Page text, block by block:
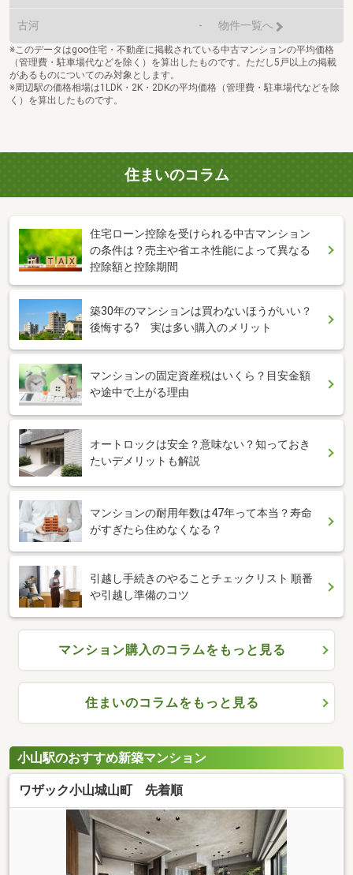
古河 - 物件一覧へ
※このデータはgoo住宅・不動産に掲載されている中古マンションの平均価格
（管理費・駐車場代などを除く）を算出したものです。ただし5戸以上の掲載
があるものについてのみ対象とします。
※周辺駅の価格相場は1LDK・2K・2DKの平均価格（管理費・駐車場代などを除
く）を算出したものです。
住まいのコラム
住宅ローン控除を受けられる中古マンション
の条件は？売主や省エネ性能によって異なる
控除額と控除期間
築30年のマンションは買わないほうがいい？
後悔する? 実は多い購入のメリット
マンションの固定資産税はいくら？目安金額
や途中で上がる理由
オートロックは安全？意味ない？知っておき
たいデメリットも解説
マンションの耐用年数は47年って本当？寿命
がすぎたら住めなくなる？
引越し手続きのやることチェックリスト 順番
や引越し準備のコツ
マンション購入のコラムをもっと見る
住まいのコラムをもっと見る
小山駅のおすすめ新築マンション
ワザック小山城山町 先着順